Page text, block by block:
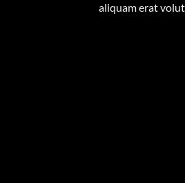
aliquam erat